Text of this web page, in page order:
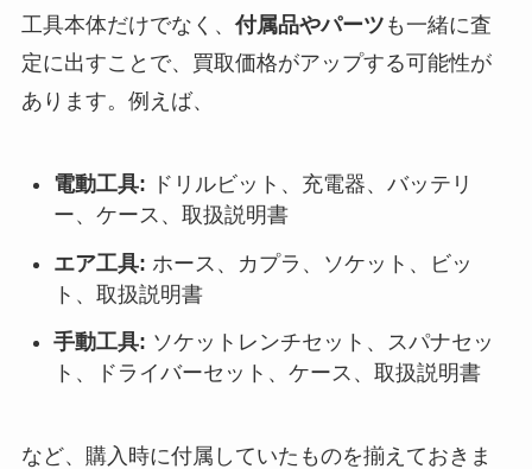
工具本体だけでなく、付属品やパーツ も一緒に査
定に出すことで、買取価格がアップする可能性が
あります。例えば、
電動工具: ドリルビット、充電器、バッテリ
ー、ケース、取扱説明書
エア工具: ホース、カプラ、ソケット、ビッ
ト、取扱説明書
手動工具: ソケットレンチセット、スパナセッ
ト、ドライバーセット、ケース、取扱説明書
など、購入時に付属していたものを揃えておきま